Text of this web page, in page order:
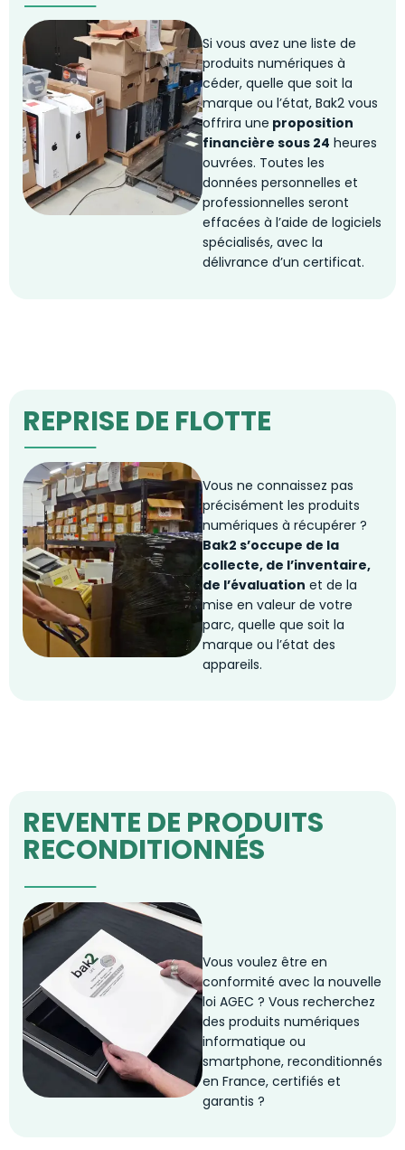
Si vous avez une liste de
produits numériques à
céder, quelle que soit la
marque ou l’état, Bak2 vous
offrira une proposition
financière sous 24 heures
ouvrées. Toutes les
données personnelles et
professionnelles seront
effacées à l’aide de logiciels
spécialisés, avec la
délivrance d’un certificat.
REPRISE DE FLOTTE
Vous ne connaissez pas
précisément les produits
numériques à récupérer ?
Bak2 s’occupe de la
collecte, de l’inventaire,
de l’évaluation et de la
mise en valeur de votre
parc, quelle que soit la
marque ou l’état des
appareils.
REVENTE DE PRODUITS
RECONDITIONNÉS
Vous voulez être en
conformité avec la nouvelle
loi AGEC ? Vous recherchez
des produits numériques
informatique ou
smartphone, reconditionnés
en France, certifiés et
garantis ?